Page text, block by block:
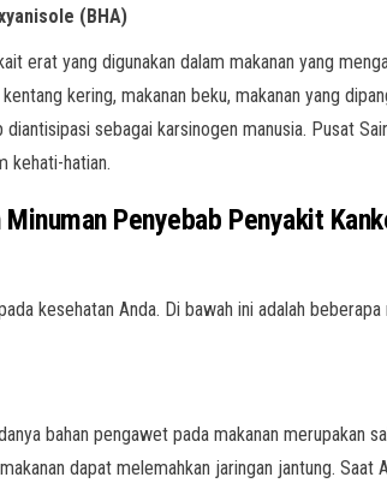
(BHA)
erat yang digunakan dalam makanan yang
kering, makanan beku, makanan yang
sebagai karsinogen manusia. Pusat
kehati-hatian.
Penyebab Penyakit
kesehatan Anda. Di bawah ini adalah
bahan pengawet pada makanan merupakan
dapat melemahkan jaringan jantung.